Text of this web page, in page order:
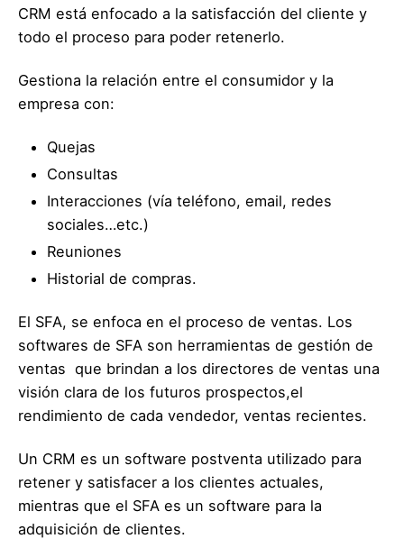
CRM está enfocado a la satisfacción del cliente y
todo el proceso para poder retenerlo.
Gestiona la relación entre el consumidor y la
empresa con:
Quejas
Consultas
Interacciones (vía teléfono, email, redes
sociales…etc.)
Reuniones
Historial de compras.
El SFA, se enfoca en el proceso de ventas. Los
softwares de SFA son herramientas de gestión de
ventas que brindan a los directores de ventas una
visión clara de los futuros prospectos,el
rendimiento de cada vendedor, ventas recientes.
Un CRM es un software postventa utilizado para
retener y satisfacer a los clientes actuales,
mientras que el SFA es un software para la
adquisición de clientes.